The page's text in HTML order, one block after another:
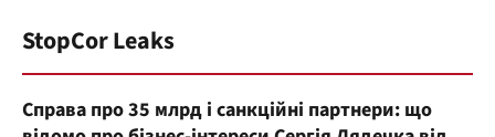
StopCor Leaks
Справа про 35 млрд і санкційні партнери: що